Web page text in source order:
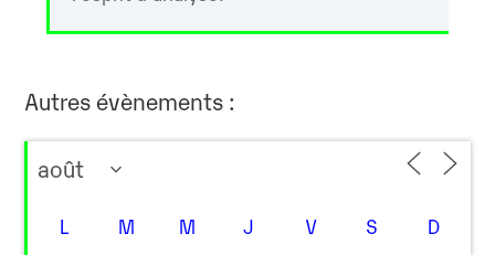
Autres évènements :
L M M J V S D